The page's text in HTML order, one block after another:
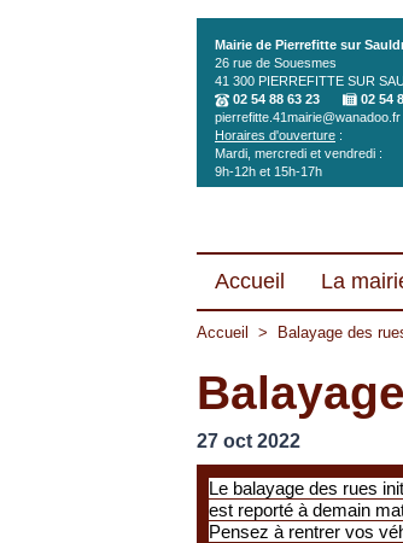
Mairie de Pierrefitte sur
26 rue de Souesmes
41 300 PIERREFITTE SUR
02 54 88 63 23
02 54
pierrefitte.41mairie@wanadoo.fr
Horaires d'ouverture :
Mardi, mercredi et vendredi :
9h-12h et 15h-17h
Accueil La
Accueil > Balayage des
27 oct 2022
Le balayage des rues
est reporté à demain
Pensez à rentrer vos